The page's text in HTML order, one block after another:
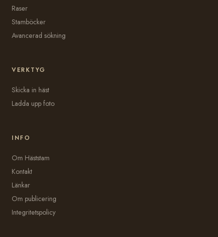
Raser
Stamböcker
Avancerad sökning
VERKTYG
Skicka in häst
Ladda upp foto
INFO
Om Häststam
Kontakt
Länkar
Om publicering
Integritetspolicy